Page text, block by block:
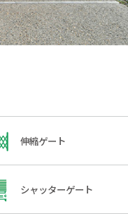
伸縮ゲート
シャッターゲート